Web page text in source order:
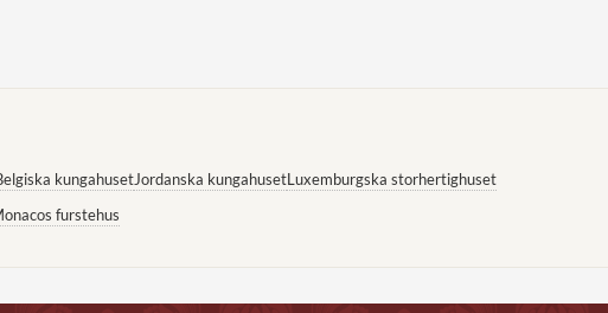
kungahusetJordanska kungahusetLuxemburgska storhertighuset
furstehus